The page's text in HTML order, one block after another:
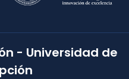
- Universidad de